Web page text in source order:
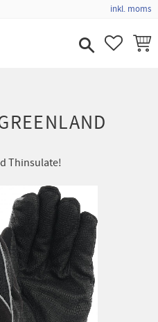
inkl. moms
Thinsulate!